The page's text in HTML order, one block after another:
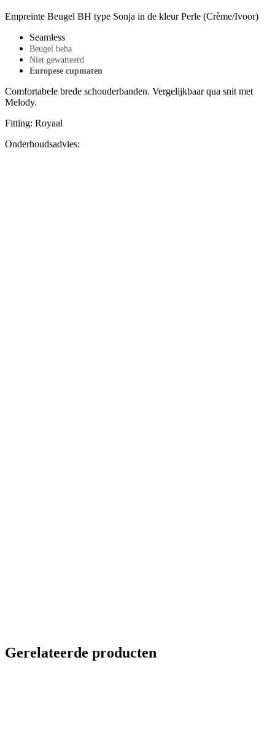
Empreinte Beugel BH type Sonja in de kleur Perle (Crème/Ivoor)
Seamless
Beugel beha
Niet gewatteerd
Europese cupmaten
Comfortabele brede schouderbanden. Vergelijkbaar qua snit met
Melody.
Fitting: Royaal
Onderhoudsadvies:
Gerelateerde producten